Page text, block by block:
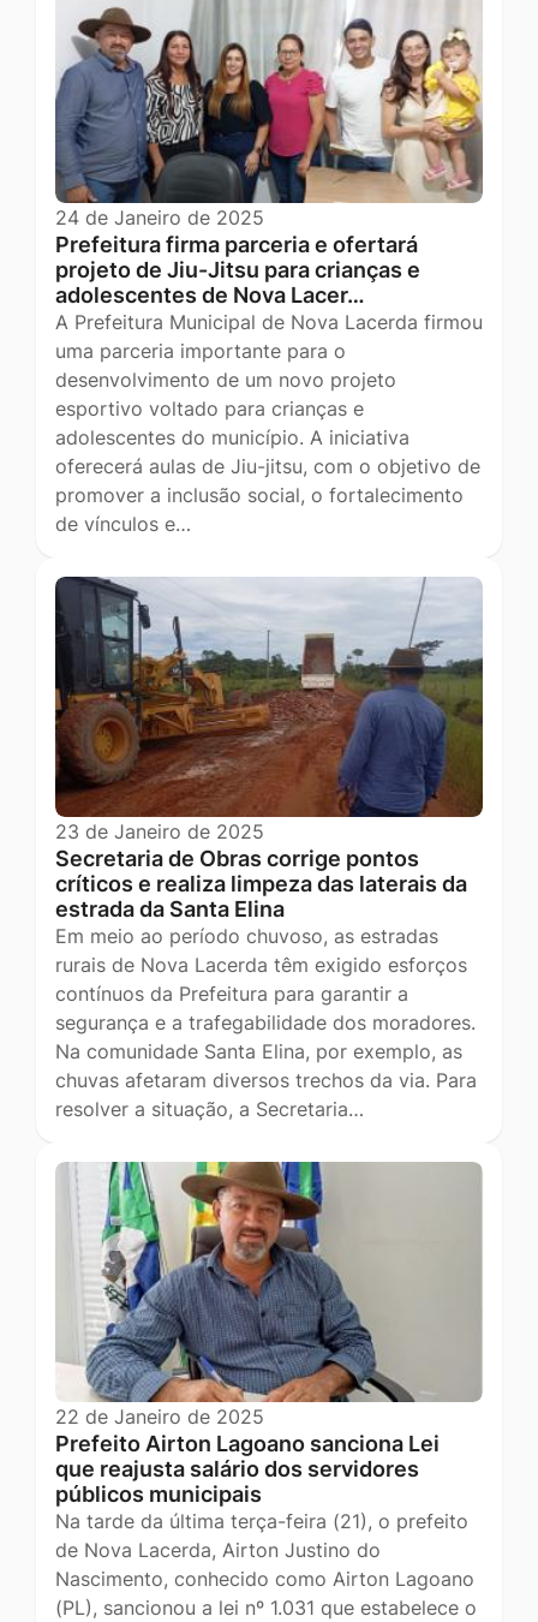
24 de Janeiro de 2025
Prefeitura firma parceria e ofertará
projeto de Jiu-Jitsu para crianças e
adolescentes de Nova Lacer…
A Prefeitura Municipal de Nova Lacerda firmou
uma parceria importante para o
desenvolvimento de um novo projeto
esportivo voltado para crianças e
adolescentes do município. A iniciativa
oferecerá aulas de Jiu-jitsu, com o objetivo de
promover a inclusão social, o fortalecimento
de vínculos e…
23 de Janeiro de 2025
Secretaria de Obras corrige pontos
críticos e realiza limpeza das laterais da
estrada da Santa Elina
Em meio ao período chuvoso, as estradas
rurais de Nova Lacerda têm exigido esforços
contínuos da Prefeitura para garantir a
segurança e a trafegabilidade dos moradores.
Na comunidade Santa Elina, por exemplo, as
chuvas afetaram diversos trechos da via. Para
resolver a situação, a Secretaria…
22 de Janeiro de 2025
Prefeito Airton Lagoano sanciona Lei
que reajusta salário dos servidores
públicos municipais
Na tarde da última terça-feira (21), o prefeito
de Nova Lacerda, Airton Justino do
Nascimento, conhecido como Airton Lagoano
(PL), sancionou a lei nº 1.031 que estabelece o